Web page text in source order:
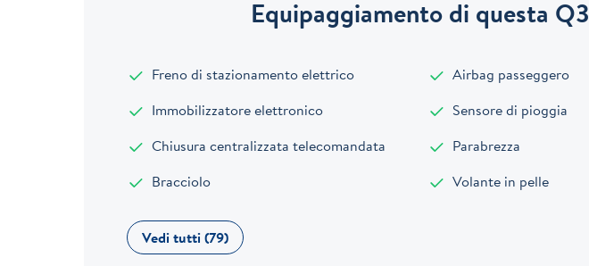
Equipaggiamento di questa Q3
Freno di stazionamento elettrico
Airbag passeggero
Immobilizzatore elettronico
Sensore di pioggia
Chiusura centralizzata telecomandata
Parabrezza
Bracciolo
Volante in pelle
Vedi tutti (79)